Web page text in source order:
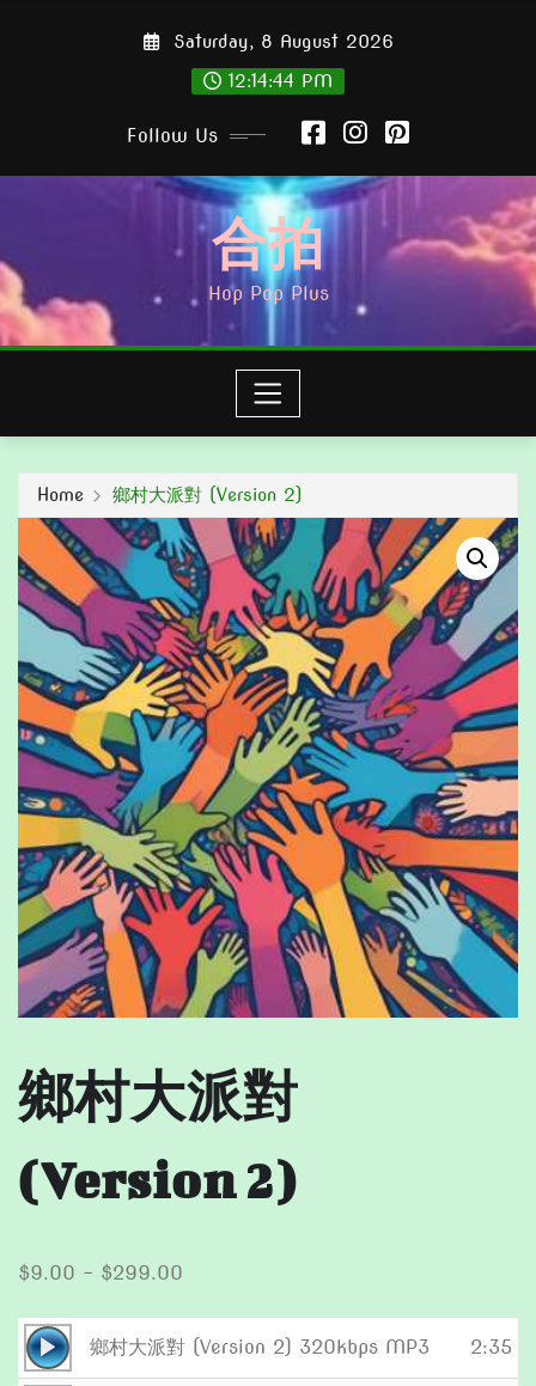
Saturday, 8 August 2026
12:14:45 PM
Follow Us
合拍
Hop Pop Plus
Home 鄉村大派對 (Version 2)
鄉村大派對
(Version 2)
$9.00 – $299.00
$9.00
Audio
Player
鄉村大派對 (Version 2) 320kbps MP3 2:35